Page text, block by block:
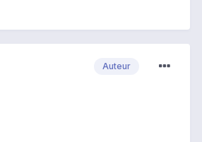
Auteur